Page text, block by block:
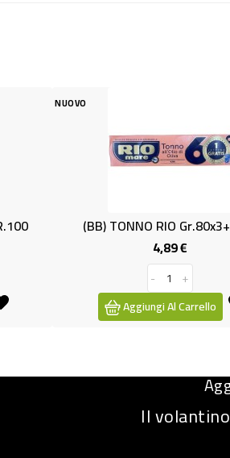
(BB) TONNO RIO Gr.80x3+1 OO
Prezzo
Aggiungi Al Carrello
Il